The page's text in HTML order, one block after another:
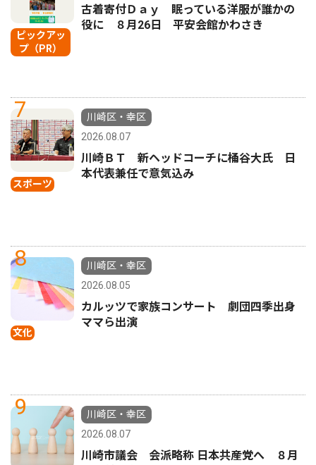
ピックアッ
プ（PR）
古着寄付Ｄａｙ 眠っている洋服が誰かの
役に ８月26日 平安会館かわさき
7
スポーツ
川崎区・幸区
2026.08.07
川崎ＢＴ 新ヘッドコーチに桶谷大氏 日
本代表兼任で意気込み
8
文化
川崎区・幸区
2026.08.05
カルッツで家族コンサート 劇団四季出身
ママら出演
9
川崎区・幸区
2026.08.07
川崎市議会 会派略称 日本共産党へ ８月